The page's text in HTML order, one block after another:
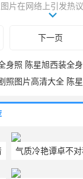
片在网络上引发热
，章若楠身着华丽
面就让我们一起欣
下一页
身照 陈星旭西装全
照图片高清大全 陈
气质冷艳谭卓不
条纹长裙时尚图片